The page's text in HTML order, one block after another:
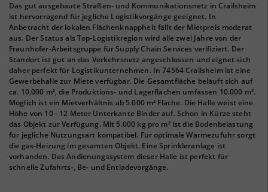
Das gut ausgebaute Straßen- und Kommunikationsnetz in Crailsheim
ist hervorragend für jegliche Logistikvorgänge geeignet. In
Anbetracht der lokalen Flächenknappheit fällt der Mietpreis moderat
aus. Der Status als Top-Logistikregion wird alle zwei Jahre von der
Fraunhofer-Arbeitsgruppe für Supply Chain Services verifiziert. Der
Standort ist gut an das Verkehrsnetz angeschlossen und eignet sich
daher perfekt für Logistikunternehmen. In 74564 Crailsheim ist eine
Gewerbehalle zur Miete verfügbar. Die Gesamtfläche beläuft sich auf
ca. 10.000 m², die Produktions- und Lagerflächen umfassen 10.000 m².
Möglich ist ein Mietverhältnis ab 5.000 m² Fläche. Die Halle weist eine
Höhe von 10 - 12 Meter Unterkante Binder auf. Schon in Kürze steht
das Objekt zur Verfügung. Mit 5.000 kg pro m² ist die Bodenbelastung
für jegliche Nutzungsart kompatibel. Für optimale Wärmezufuhr sorgt
die gas-Heizung im gesamten Objekt. Eine Sprinkleranlage ist
vorhanden. Das Andienungssystem dieser Halle ist perfekt für
schnelle Zufahrts-, Be- und Entladevorgänge.